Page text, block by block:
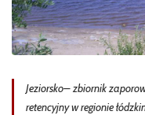
Jeziorsko– zbiornik
retencyjny w regionie